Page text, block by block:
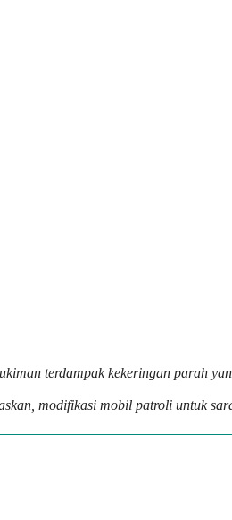
terdampak kekeringan parah
modifikasi mobil patroli untuk